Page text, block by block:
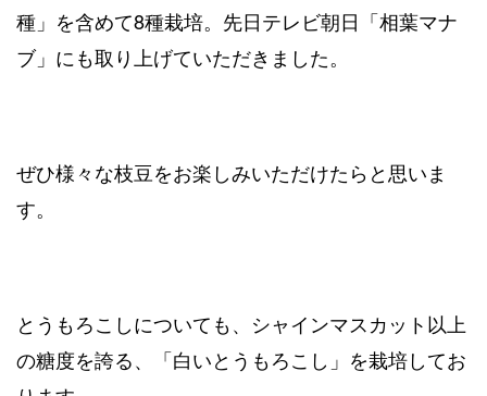
種」を含めて8種栽培。先日テレビ朝日「相葉マナ
ブ」にも取り上げていただきました。
ぜひ様々な枝豆をお楽しみいただけたらと思いま
す。
とうもろこしについても、シャインマスカット以上
の糖度を誇る、「白いとうもろこし」を栽培してお